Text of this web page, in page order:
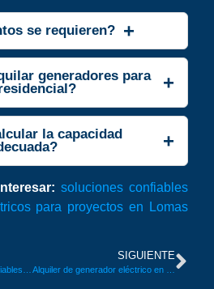
se requieren?
generadores para
la capacidad
soluciones confiables
para proyectos en Lomas
SIGUIENTE